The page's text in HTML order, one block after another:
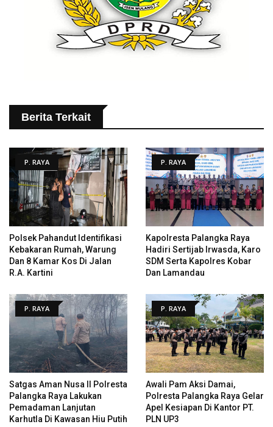
Berita Terkait
P. RAYA
Polsek Pahandut Identifikasi
Kebakaran Rumah, Warung
Dan 8 Kamar Kos Di Jalan
R.A. Kartini
P. RAYA
Kapolresta Palangka Raya
Hadiri Sertijab Irwasda, Karo
SDM Serta Kapolres Kobar
Dan Lamandau
P. RAYA
Satgas Aman Nusa II Polresta
Palangka Raya Lakukan
Pemadaman Lanjutan
Karhutla Di Kawasan Hiu Putih
P. RAYA
Awali Pam Aksi Damai,
Polresta Palangka Raya Gelar
Apel Kesiapan Di Kantor PT.
PLN UP3